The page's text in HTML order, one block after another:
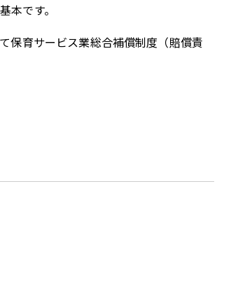
本です。
保育サービス業総合補償制度（賠償責